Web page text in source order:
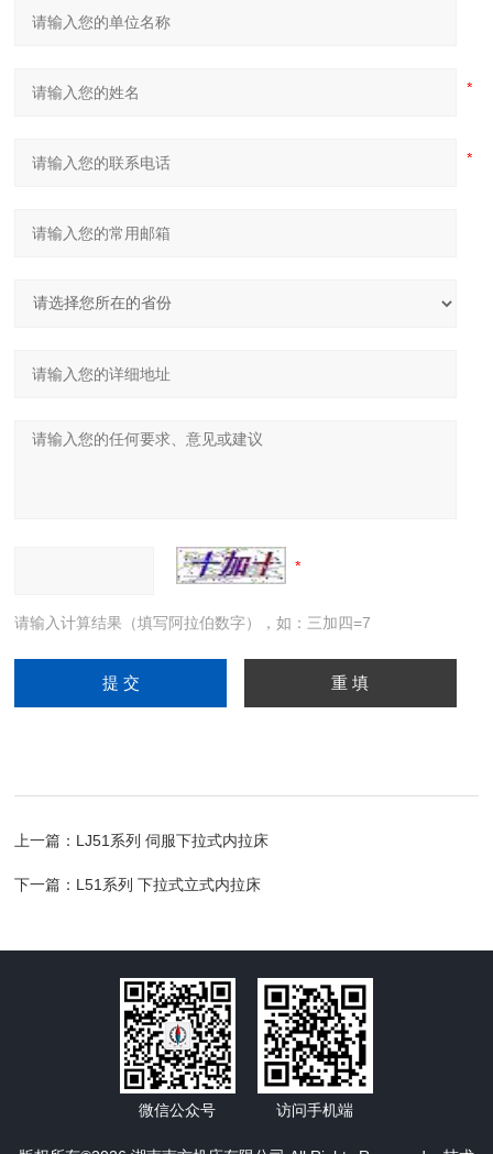
请输入计算结果（填写阿拉伯数字），如：三加四=7
上一篇： LJ51系列 伺服下拉式内拉床
下一篇： L51系列 下拉式立式内拉床
微信公众号 访问手机端